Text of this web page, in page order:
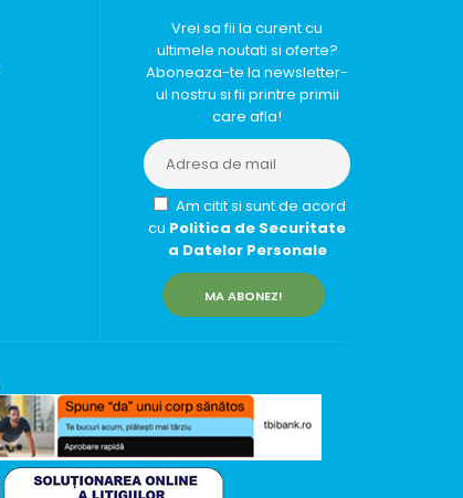
Vrei sa fii la curent cu
ultimele noutati si oferte?
Aboneaza-te la newsletter-
ul nostru si fii printre primii
care afla!
Am citit si sunt de acord
cu Politica de Securitate
a Datelor Personale
MA ABONEZ!